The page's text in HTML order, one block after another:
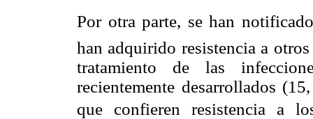
Por otra parte, se han notificado
han adquirido resistencia a
tratamiento de las
recientemente desarrollados
que confieren resistencia a